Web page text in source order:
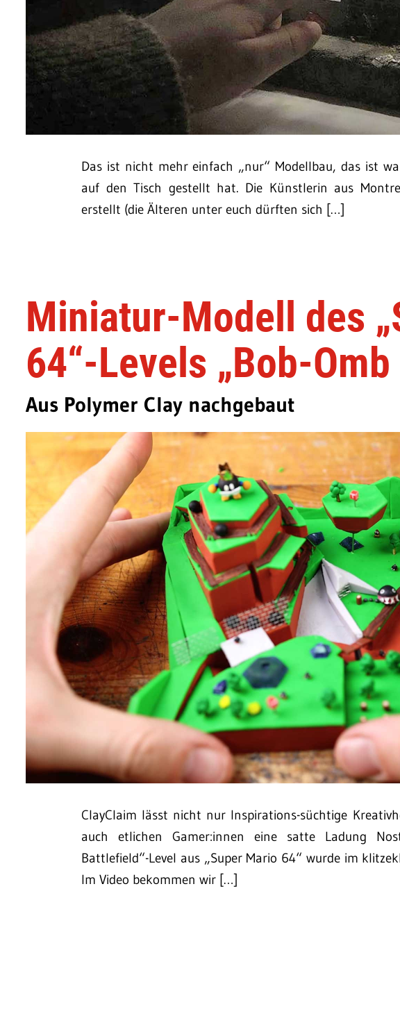
Das ist nicht mehr einfach „nur“ Modellbau, das ist
auf den Tisch gestellt hat. Die Künstlerin aus
erstellt (die Älteren unter euch dürften sich […]
Miniatur-Modell des
64“-Levels „Bob-
Aus Polymer Clay nachgebaut
ClayClaim lässt nicht nur Inspirations-süchtige
auch etlichen Gamer:innen eine satte Ladung
Battlefield“-Level aus „Super Mario 64“ wurde im
Im Video bekommen wir […]